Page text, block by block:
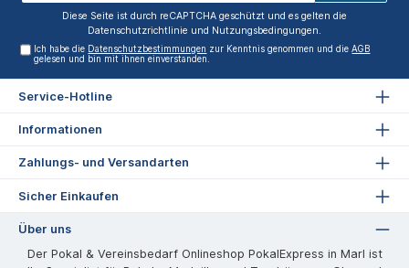
Diese Seite ist durch reCAPTCHA geschützt und es gelten die
Datenschutzrichtlinie und Nutzungsbedingungen.
Ich habe die Datenschutzbestimmungen zur Kenntnis genommen und dieAGB
gelesen und bin mit ihnen einverstanden.
Service-Hotline
Informationen
Zahlungs- und Versandarten
Sicher Einkaufen
Über uns
Der Pokal & Vereinsbedarf Onlineshop PokalExpress in Marl ist